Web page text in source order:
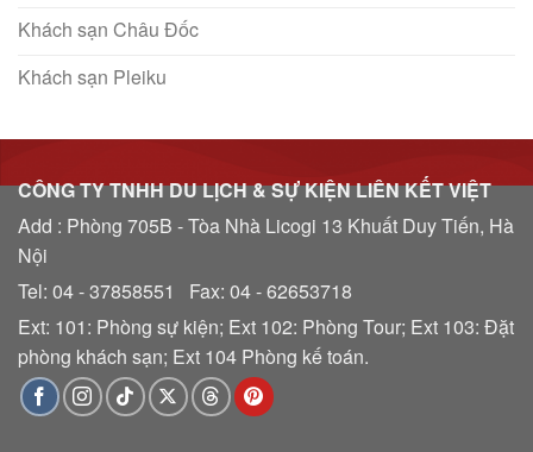
Khách sạn Châu Đốc
Khách sạn Pleiku
CÔNG TY TNHH DU LỊCH & SỰ KIỆN LIÊN KẾT VIỆT
Add : Phòng 705B - Tòa Nhà Licogi 13 Khuất Duy Tiến, Hà
Nội
Tel: 04 - 37858551 Fax: 04 - 62653718
Ext: 101: Phòng sự kiện; Ext 102: Phòng Tour; Ext 103: Đặt
phòng khách sạn; Ext 104 Phòng kế toán.